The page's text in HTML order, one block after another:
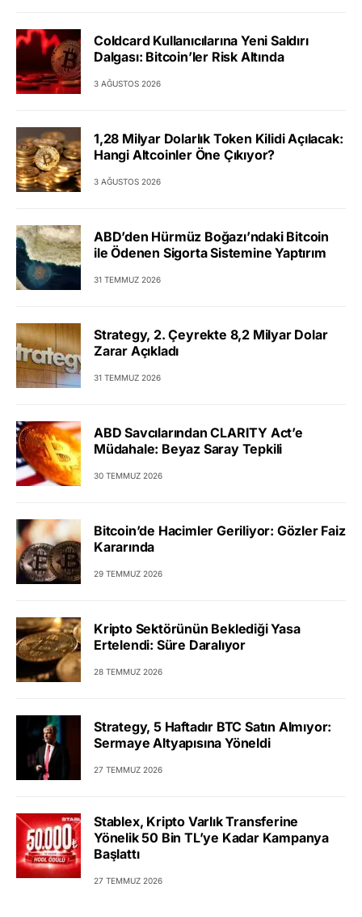
Coldcard Kullanıcılarına Yeni Saldırı
Dalgası: Bitcoin’ler Risk Altında
3 AĞUSTOS 2026
1,28 Milyar Dolarlık Token Kilidi Açılacak:
Hangi Altcoinler Öne Çıkıyor?
3 AĞUSTOS 2026
ABD’den Hürmüz Boğazı’ndaki Bitcoin
ile Ödenen Sigorta Sistemine Yaptırım
31 TEMMUZ 2026
Strategy, 2. Çeyrekte 8,2 Milyar Dolar
Zarar Açıkladı
31 TEMMUZ 2026
ABD Savcılarından CLARITY Act’e
Müdahale: Beyaz Saray Tepkili
30 TEMMUZ 2026
Bitcoin’de Hacimler Geriliyor: Gözler Faiz
Kararında
29 TEMMUZ 2026
Kripto Sektörünün Beklediği Yasa
Ertelendi: Süre Daralıyor
28 TEMMUZ 2026
Strategy, 5 Haftadır BTC Satın Almıyor:
Sermaye Altyapısına Yöneldi
27 TEMMUZ 2026
Stablex, Kripto Varlık Transferine
Yönelik 50 Bin TL’ye Kadar Kampanya
Başlattı
27 TEMMUZ 2026